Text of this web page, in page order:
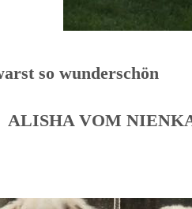
warst
VOM